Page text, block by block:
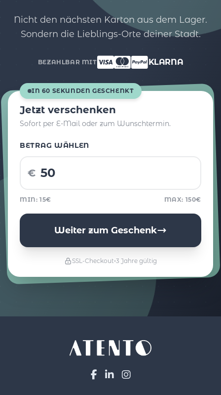
Nicht den nächsten Karton aus dem Lager.
Sondern die Lieblings-Orte deiner Stadt.
BEZAHLBAR MIT KLARNA
IN 60 SEKUNDEN GESCHENKT
Jetzt verschenken
Sofort per E-Mail oder zum Wunschtermin.
BETRAG WÄHLEN
€
MIN: 15€ MAX: 150€
Weiter zum Geschenk
SSL-Checkout 3 Jahre gültig